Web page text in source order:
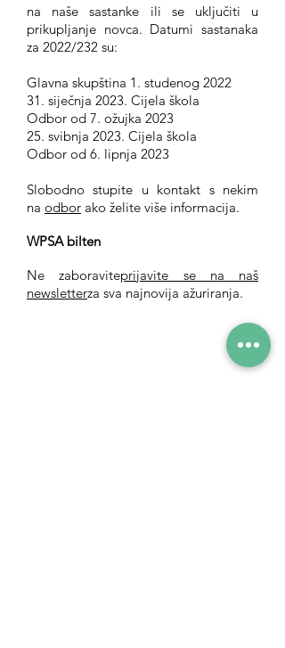
na naše sastanke ili se uključiti u
prikupljanje novca. Datumi sastanaka
za 2022/232 su:
Glavna skupština 1. studenog 2022
31. siječnja 2023. Cijela škola
Odbor od 7. ožujka 2023
25. svibnja 2023. Cijela škola
Odbor od 6. lipnja 2023
Slobodno stupite u kontakt s nekim
na odbor ako želite više informacija.
WPSA bilten
Ne zaboraviteprijavite se na naš
newsletterza sva najnovija ažuriranja.